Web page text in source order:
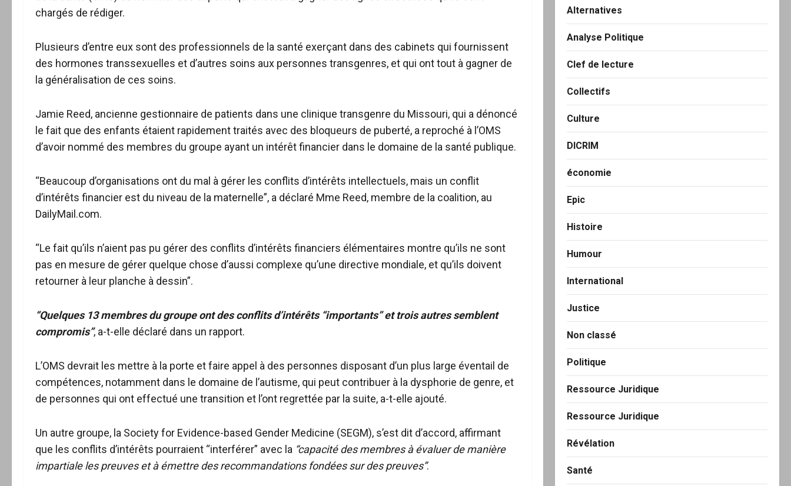
chargés de rédiger.
Plusieurs d’entre eux sont des professionnels de la santé exerçant dans des cabinets qui fournissent
des hormones transsexuelles et d’autres soins aux personnes transgenres, et qui ont tout à gagner de
la généralisation de ces soins.
Jamie Reed, ancienne gestionnaire de patients dans une clinique transgenre du Missouri, qui a dénoncé
le fait que des enfants étaient rapidement traités avec des bloqueurs de puberté, a reproché à l’OMS
d’avoir nommé des membres du groupe ayant un intérêt financier dans le domaine de la santé publique.
“Beaucoup d’organisations ont du mal à gérer les conflits d’intérêts intellectuels, mais un conflit
d’intérêts financier est du niveau de la maternelle”, a déclaré Mme Reed, membre de la coalition, au
DailyMail.com.
“Le fait qu’ils n’aient pas pu gérer des conflits d’intérêts financiers élémentaires montre qu’ils ne sont
pas en mesure de gérer quelque chose d’aussi complexe qu’une directive mondiale, et qu’ils doivent
retourner à leur planche à dessin”.
“Quelques 13 membres du groupe ont des conflits d’intérêts “importants” et trois autres semblent
compromis”, a-t-elle déclaré dans un rapport.
L’OMS devrait les mettre à la porte et faire appel à des personnes disposant d’un plus large éventail de
compétences, notamment dans le domaine de l’autisme, qui peut contribuer à la dysphorie de genre, et
de personnes qui ont effectué une transition et l’ont regrettée par la suite, a-t-elle ajouté.
Un autre groupe, la Society for Evidence-based Gender Medicine (SEGM), s’est dit d’accord, affirmant
que les conflits d’intérêts pourraient “interférer” avec la “capacité des membres à évaluer de manière
impartiale les preuves et à émettre des recommandations fondées sur des preuves”.
Alternatives
Analyse Politique
Clef de lecture
Collectifs
Culture
DICRIM
économie
Epic
Histoire
Humour
International
Justice
Non classé
Politique
Ressource Juridique
Ressource Juridique
Révélation
Santé